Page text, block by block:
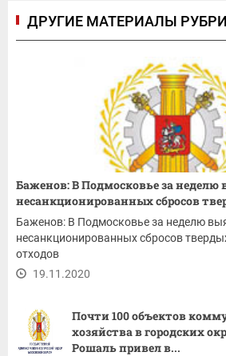
ДРУГИЕ МАТЕРИАЛЫ
Баженов: В Подмосковье за неделю
несанкционированных сбросов
Баженов: В Подмосковье за неделю
несанкционированных сбросов
отходов
19.11.2020
Почти 100 объектов
хозяйства в городских
Рошаль привел в...